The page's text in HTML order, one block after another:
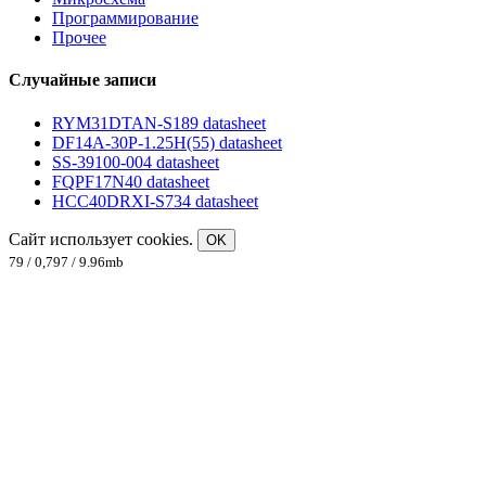
Программирование
Прочее
Случайные записи
RYM31DTAN-S189 datasheet
DF14A-30P-1.25H(55) datasheet
SS-39100-004 datasheet
FQPF17N40 datasheet
HCC40DRXI-S734 datasheet
Сайт использует cookies.
OK
79 / 0,797 / 9.96mb